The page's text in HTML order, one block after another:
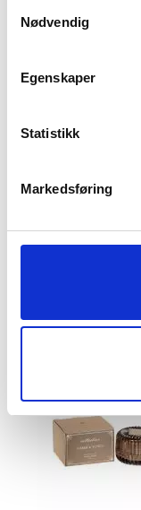
Nødvendig
Egenskaper
Statistikk
Markedsføring
KJØP